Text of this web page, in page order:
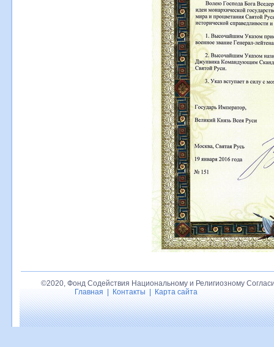
©2020, Фонд Содействия Национальному и Религиозному
Главная
Контакты Карта сайта